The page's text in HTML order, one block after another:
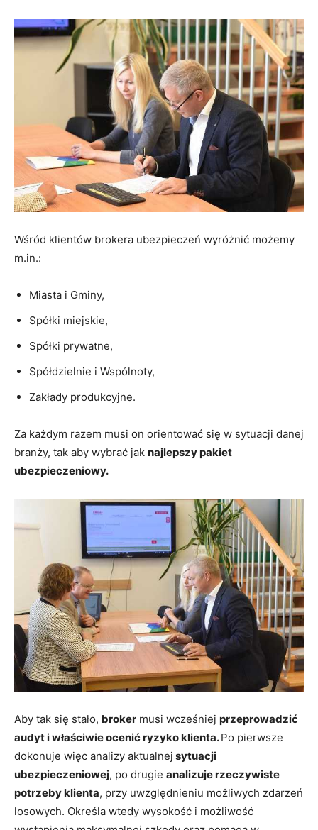
Wśród klientów brokera ubezpieczeń wyróżnić możemy
m.in.:
Miasta i Gminy,
Spółki miejskie,
Spółki prywatne,
Spółdzielnie i Wspólnoty,
Zakłady produkcyjne.
Za każdym razem musi on orientować się w sytuacji danej
branży, tak aby wybrać jak najlepszy pakiet
ubezpieczeniowy.
Aby tak się stało, broker musi wcześniej przeprowadzić
audyt i właściwie ocenić ryzyko klienta.Po pierwsze
dokonuje więc analizy aktualnej sytuacji
ubezpieczeniowej, po drugie analizuje rzeczywiste
potrzeby klienta, przy uwzględnieniu możliwych zdarzeń
losowych. Określa wtedy wysokość i możliwość